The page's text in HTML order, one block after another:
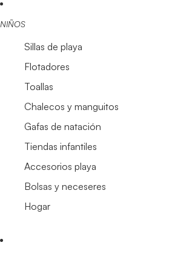
NIÑOS
Sillas de playa
Flotadores
Toallas
Chalecos y manguitos
Gafas de natación
Tiendas infantiles
Accesorios playa
Bolsas y neceseres
Hogar